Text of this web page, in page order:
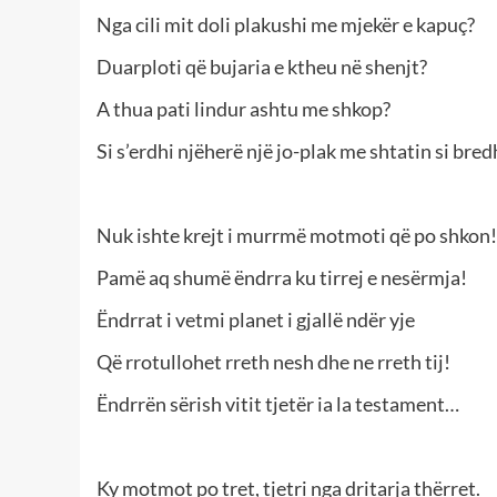
Nga cili mit doli plakushi me mjekër e kapuç?
Duarploti që bujaria e ktheu në shenjt?
A thua pati lindur ashtu me shkop?
Si s’erdhi njëherë një jo-plak me shtatin si
Nuk ishte krejt i murrmë motmoti që po shkon!
Pamë aq shumë ëndrra ku tirrej e nesërmja!
Ëndrrat i vetmi planet i gjallë ndër yje
Që rrotullohet rreth nesh dhe ne rreth tij!
Ëndrrën sërish vitit tjetër ia la testament…
Ky motmot po tret, tjetri nga dritarja thërret.